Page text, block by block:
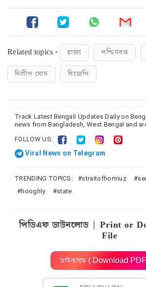
Related topics - রাজ্য পশ্চিমবঙ্গ
দিলীপ ঘোষ
বিজেপি
Track Latest Bengali Updates Daily on
news from Bangladesh, West Bengal and
FOLLOW US:
Viral News on Telegram
TRENDING TOPICS: straitofhormuz
hooghly
state
পিডিএফ ডাউনলোড | Print or
File
ডাউনলোড ( Download